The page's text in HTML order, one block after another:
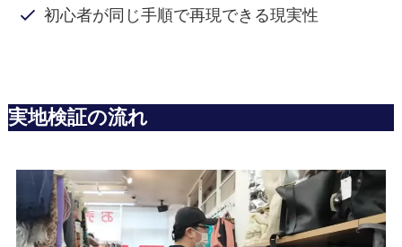
初心者が同じ手順で再現できる現実性
実地検証の流れ